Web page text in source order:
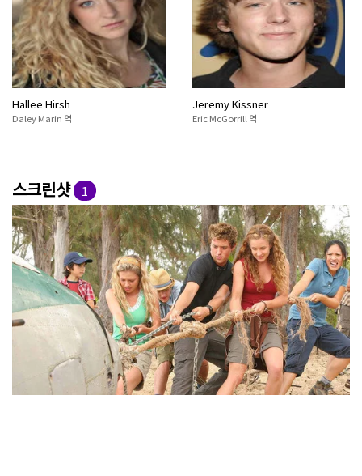
Hallee Hirsh
Daley Marin 역
Jeremy Kissner
Eric McGorrill 역
스크린샷 1